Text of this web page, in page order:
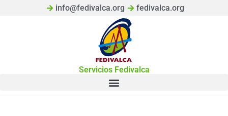
info@fedivalca.org fedivalca.org
Servicios Fedivalca